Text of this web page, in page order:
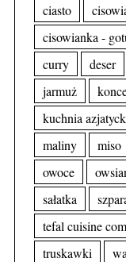
ciasto
cisowianka -
curry
deser
jarmuż
kuchnia
maliny
miso
owoce
sałatka
tefal cuisine
truskawki